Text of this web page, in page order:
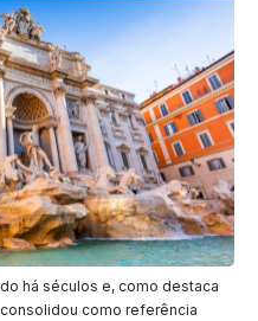
há séculos e, como destaca
como referência